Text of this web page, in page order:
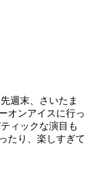
週末、さいたま
オンアイスに行っ
ィックな演目も
たり、楽しすぎて